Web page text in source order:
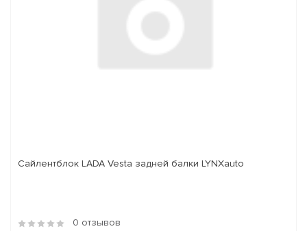
Сайлентблок LADA Vesta задней балки LYNXauto
0 отзывов